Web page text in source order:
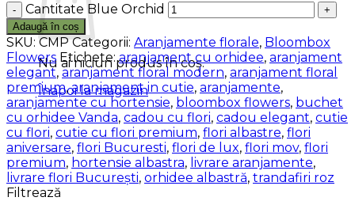
Nu ai niciun produs în coș.
Înapoi la magazin
Cantitate Blue Orchid
Adaugă în coș
SKU:CMP Categorii: Aranjamente florale, Bloombox
Flowers Etichete:aranjament cu orhidee, aranjament
elegant, aranjament floral modern, aranjament floral
premium,aranjament in cutie, aranjamente,
aranjamente cu hortensie, bloombox flowers, buchet
cu orhidee Vanda, cadou cu flori, cadou elegant, cutie
cu flori, cutie cu flori premium, flori albastre, flori
aniversare, flori Bucuresti, flori de lux, flori mov, flori
premium, hortensie albastra, livrare aranjamente,
livrare flori București, orhidee albastră, trandafiri roz
Filtrează